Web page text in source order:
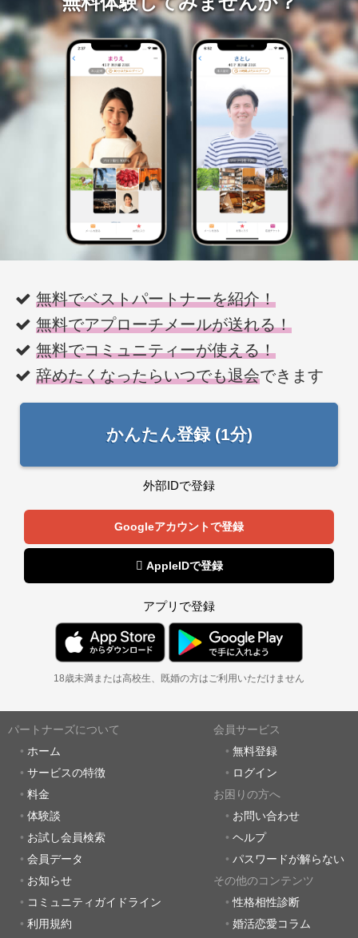
無料でベストパートナーを紹介！
無料でアプローチメールが送れる！
無料でコミュニティーが使える！
辞めたくなったらいつでも退会できます
かんたん登録 (1分)
外部IDで登録
Googleアカウントで登録
 AppleIDで登録
アプリで登録
18歳未満または高校生、既婚の方はご利用いただけません
パートナーズについて
ホーム
サービスの特徴
料金
体験談
お試し会員検索
会員データ
お知らせ
コミュニティガイドライン
利用規約
会員サービス
無料登録
ログイン
お困りの方へ
お問い合わせ
ヘルプ
パスワードが解らない
その他のコンテンツ
性格相性診断
婚活恋愛コラム